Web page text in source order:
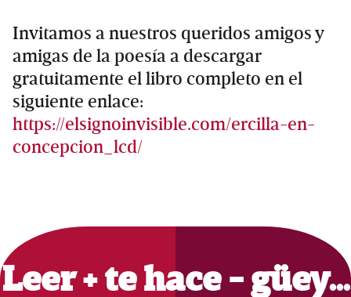
Invitamos a nuestros queridos amigos y
amigas de la poesía a descargar
gratuitamente el libro completo en el
siguiente enlace:
https://elsignoinvisible.com/ercilla-en-
concepcion_lcd/
Primary
Sidebar
Leer + te hace - güey…